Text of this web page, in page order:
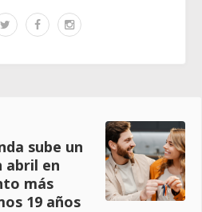
sube un
abril en
más
19 años